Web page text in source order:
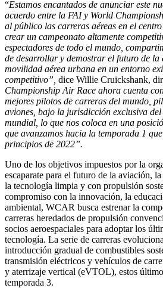
“Estamos encantados de anunciar este
acuerdo entre la FAI y World
al público las carreras aéreas en el
crear un campeonato altamente
espectadores de todo el mundo,
de desarrollar y demostrar el futuro de la
movilidad aérea urbana en un entorno
competitivo”, dice Willie Cruickshank,
Championship Air Race ahora cuenta
mejores pilotos de carreras del mundo,
aviones, bajo la jurisdicción exclusiva
mundial, lo que nos coloca en una
que avanzamos hacia la temporada 1
principios de 2022”.
Uno de los objetivos impuestos por la
escaparate para el futuro de la aviación,
la tecnología limpia y con propulsión
compromiso con la innovación, la
ambiental, WCAR busca estrenar la
carreras heredados de propulsión
socios aeroespaciales para adoptar los
tecnología. La serie de carreras
introducción gradual de combustibles
transmisión eléctricos y vehículos de
y aterrizaje vertical (eVTOL), estos
temporada 3.